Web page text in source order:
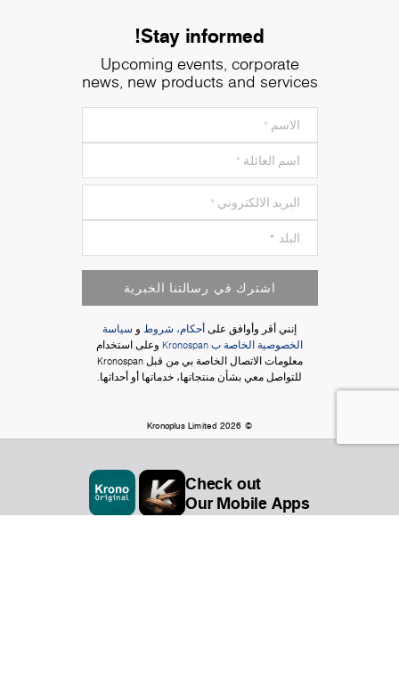
Stay informed!
Upcoming events, corporate
news, new products and services
اشترك في رسالتنا الخبرية
إنني أقر وأوافق على أحكام، شروط و سياسة
الخصوصية الخاصة ب Kronospan
وعلى استخدام
معلومات الاتصال الخاصة بي من قبل Kronospan
للتواصل معي بشأن منتجاتها، خدماتها أو أحداثها.
© Kronoplus Limited 2026
Check out
Our Mobile Apps